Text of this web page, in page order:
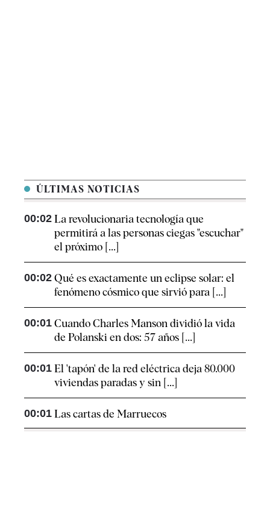
ÚLTIMAS NOTICIAS
00:02 La revolucionaria tecnología que
permitirá a las personas ciegas "escuchar"
el próximo [...]
00:02 Qué es exactamente un eclipse solar: el
fenómeno cósmico que sirvió para [...]
00:01 Cuando Charles Manson dividió la vida
de Polanski en dos: 57 años [...]
00:01 El 'tapón' de la red eléctrica deja 80.000
viviendas paradas y sin [...]
00:01 Las cartas de Marruecos